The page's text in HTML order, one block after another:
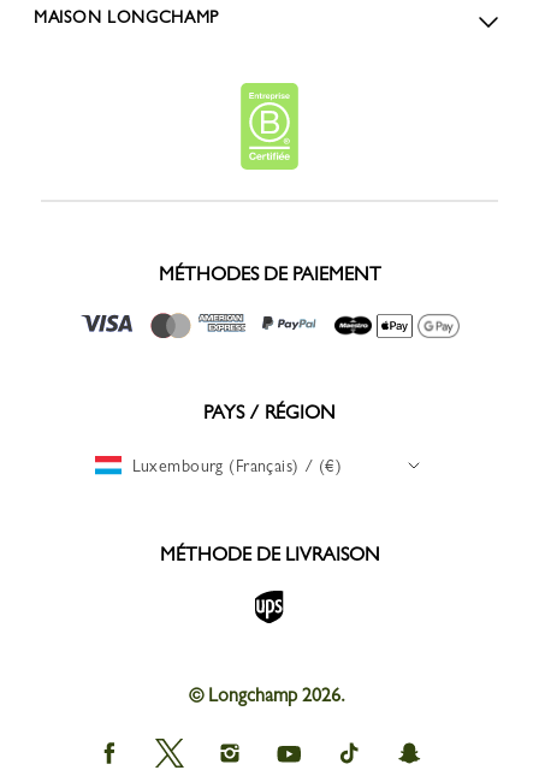
MAISON LONGCHAMP
MÉTHODES DE PAIEMENT
PAYS / RÉGION
Luxembourg (Français) / (€)
MÉTHODE DE LIVRAISON
© Longchamp 2026.
Longchamp
on
Longchamp
on
Longchamp
on
Longchamp
on
Longchamp
on
Longchamp
on